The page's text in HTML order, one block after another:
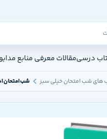
درسیمقالات معرفی منابع
های شب امتحان خیلی سبز شب امتحان